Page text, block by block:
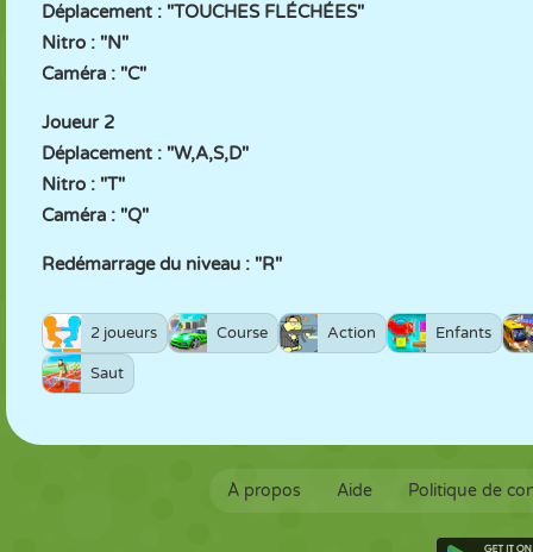
Déplacement : "TOUCHES FLÉCHÉES"
Nitro : "N"
Caméra : "C"
Joueur 2
Déplacement : "W,A,S,D"
Nitro : "T"
Caméra : "Q"
Redémarrage du niveau : "R"
2 joueurs Course Action Enfants
Saut
À propos Aide Politique de